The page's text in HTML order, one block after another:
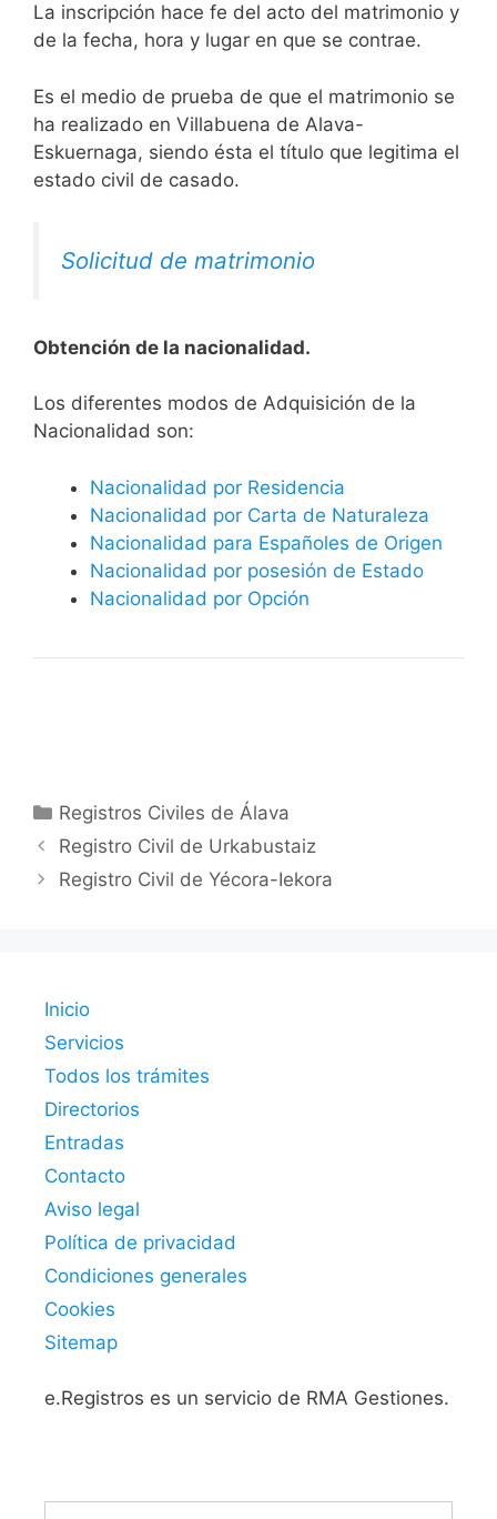
La inscripción hace fe del acto del matrimonio y
de la fecha, hora y lugar en que se contrae.
Es el medio de prueba de que el matrimonio se
ha realizado en Villabuena de Alava-
Eskuernaga, siendo ésta el título que legitima el
estado civil de casado.
Solicitud de matrimonio
Obtención de la nacionalidad.
​​​Los diferentes modos de Adquisición de la
Nacionalidad son:
Nacionalidad por Residencia
Nacionalidad por Carta de Naturaleza
Nacionalidad para Españoles de Origen
Nacionalidad por posesión de Estado
Nacionalidad por Opción
Categorías
Registros Civiles de Álava
Registro Civil de Urkabustaiz
Registro Civil de Yécora-Iekora
Inicio
Servicios
Todos los trámites
Directorios
Entradas
Contacto
Aviso legal
Política de privacidad
Condiciones generales
Cookies
Sitemap
e.Registros es un servicio de RMA Gestiones.